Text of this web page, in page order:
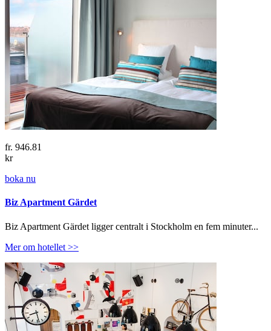
fr. 946.81
kr
boka nu
Biz Apartment Gärdet
Biz Apartment Gärdet ligger centralt i Stockholm en fem minuter...
Mer om hotellet >>